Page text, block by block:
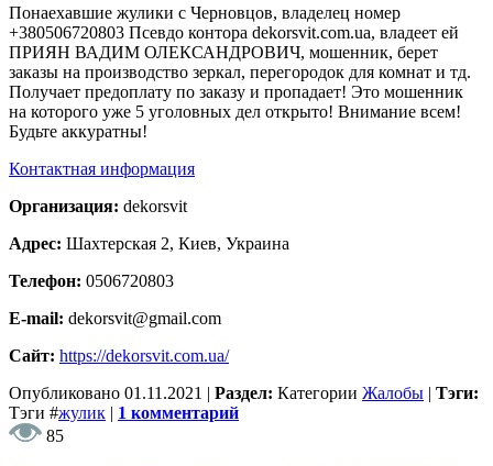
Понаехавшие жулики с Черновцов, владелец номер
+380506720803 Псевдо контора dekorsvit.com.ua, владеет ей
ПРИЯН ВАДИМ ОЛЕКСАНДРОВИЧ, мошенник, берет
заказы на производство зеркал, перегородок для комнат и тд.
Получает предоплату по заказу и пропадает! Это мошенник
на которого уже 5 уголовных дел открыто! Внимание всем!
Будьте аккуратны!
Контактная информация
Организация: dekorsvit
Адрес: Шахтерская 2, Киев, Украина
Телефон: 0506720803
E-mail: dekorsvit@gmail.com
Сайт: https://dekorsvit.com.ua/
Опубликовано 01.11.2021 | Раздел: Категории Жалобы | Тэги:
Тэги #жулик | 1 комментарий
85